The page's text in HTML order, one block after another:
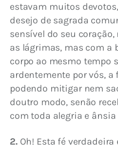
estavam muitos
desejo de sagrada
sensível do seu
as lágrimas, mas com a
corpo ao mesmo tempo
ardentemente por vós, a
podendo mitigar nem
doutro modo, senão
com toda alegria e
2. Oh! Esta fé verdadeira